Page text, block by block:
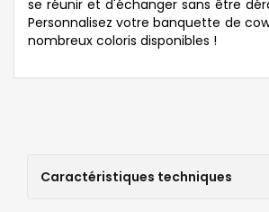
se réunir et d'échanger sans être
Personnalisez votre banquette de
nombreux coloris disponibles !
Caractéristiques techniques